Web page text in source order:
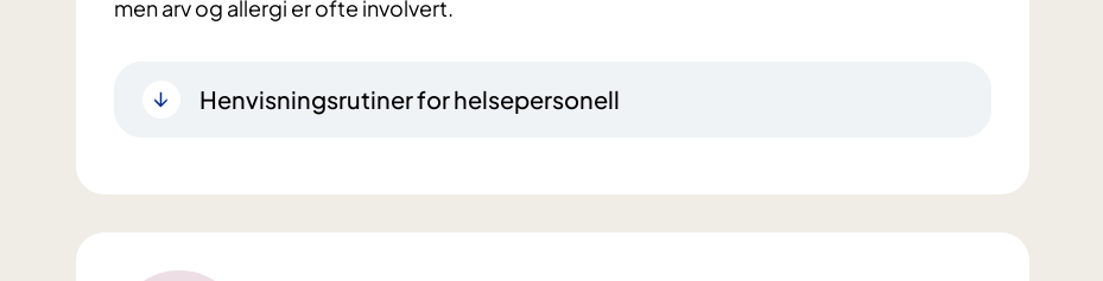
men arv og allergi er ofte involvert.
Henvisningsrutiner for helsepersonell